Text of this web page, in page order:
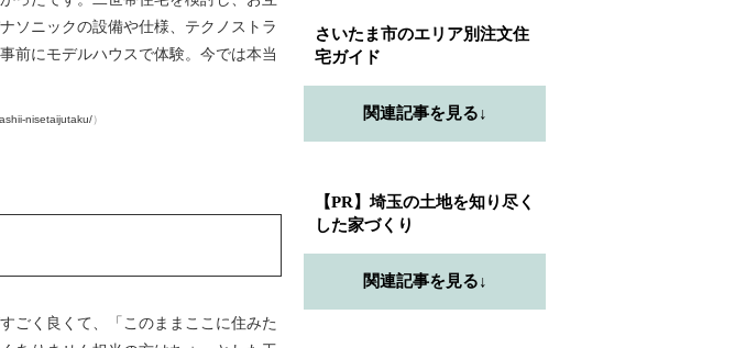
ソニックの設備や仕様、テクノストラ
前にモデルハウスで体験。今では本当
nisetaijutaku/）
ごく良くて、「このままここに住みた
さいたま市のエリア別注文住
宅ガイド
関連記事を見る↓
【PR】埼玉の土地を知り尽く
した家づくり
関連記事を見る↓